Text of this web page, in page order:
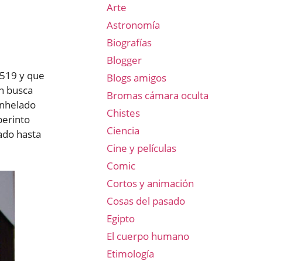
y que
busca
hasta
Arte
Astronomía
Biografías
Blogger
Blogs amigos
Bromas cámara oculta
Chistes
Ciencia
Cine y películas
Comic
Cortos y animación
Cosas del pasado
Egipto
El cuerpo humano
Etimología